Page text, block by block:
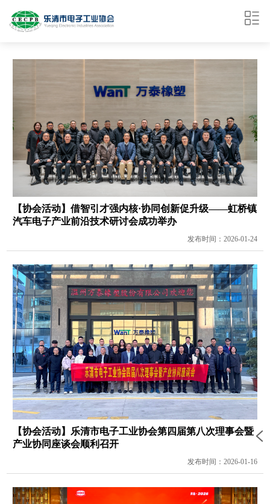
【协会活动】借智引才强内核·协同创新促升级——虹桥镇
汽车电子产业前沿技术研讨会成功举办
发布时间：2026-01-24
【协会活动】乐清市电子工业协会第四届第八次理事会暨
产业协同座谈会顺利召开
发布时间：2026-01-16